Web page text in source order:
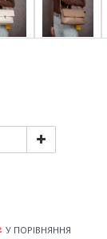
У ПОРІВНЯННЯ